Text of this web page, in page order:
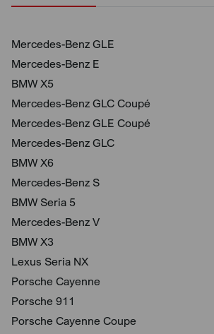
Mercedes-Benz GLE
Mercedes-Benz E
BMW X5
Mercedes-Benz GLC Coupé
Mercedes-Benz GLE Coupé
Mercedes-Benz GLC
BMW X6
Mercedes-Benz S
BMW Seria 5
Mercedes-Benz V
BMW X3
Lexus Seria NX
Porsche Cayenne
Porsche 911
Porsche Cayenne Coupe